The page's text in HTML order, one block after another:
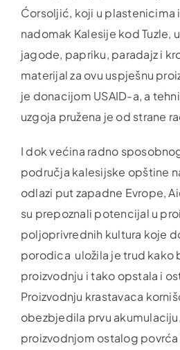
Ćorsoljić, koji u plastenicima
nadomak Kalesije kod Tuzle,
jagode, papriku, paradajz i
materijal za ovu uspješnu
je donacijom USAID-a, a
uzgoja pružena je od strane
I dok većina radno
područja kalesijske opštine
odlazi put zapadne Evrope,
su prepoznali potencijal u
poljoprivrednih kultura koje
porodica uložila je trud kako
proizvodnju i tako opstala i
Proizvodnju krastavaca
obezbjedila prvu
proizvodnjom ostalog